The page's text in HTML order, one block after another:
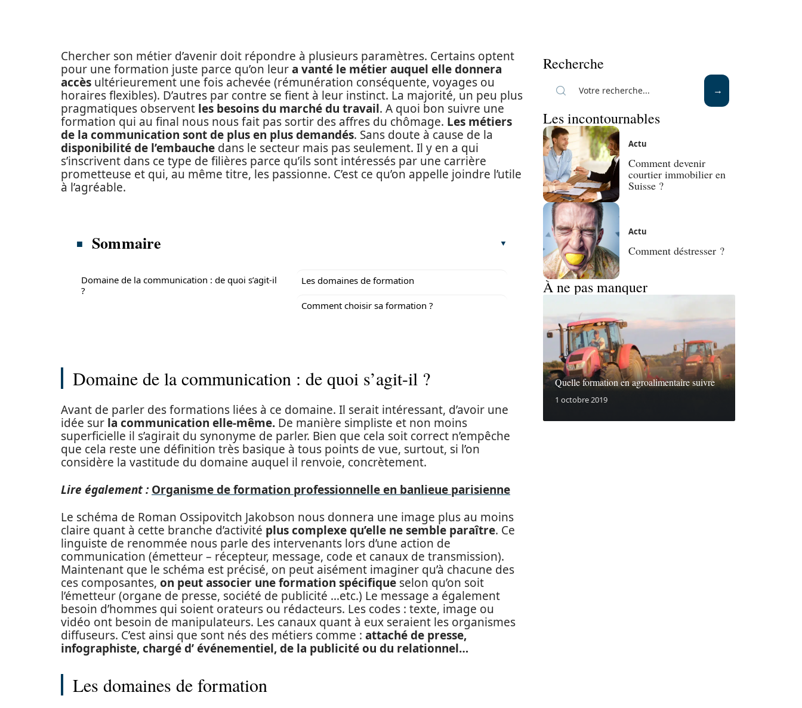
Chercher son métier d’avenir doit répondre à plusieurs paramètres. Certains optent
pour une formation juste parce qu’on leura vanté le métier auquel elle donnera
accès ultérieurement une fois achevée (rémunération conséquente, voyages ou
horaires flexibles). D’autres par contre se fient à leur instinct. La majorité, un peu plus
pragmatiques observent les besoins du marché du travail. A quoi bon suivre une
formation qui au final nous nous fait pas sortir des affres du chômage. Les métiers
de la communication sont de plus en plus demandés. Sans doute à cause de la
disponibilité de l’embauche dans le secteur mais pas seulement. Il y en a qui
s’inscrivent dans ce type de filières parce qu’ils sont intéressés par une carrière
prometteuse et qui, au même titre, les passionne. C’est ce qu’on appelle joindre l’utile
à l’agréable.
Sommaire
Domaine de la communication : de quoi s’agit-il
?
Les domaines de formation
Comment choisir sa formation ?
Domaine de la communication : de quoi s’agit-il ?
Avant de parler des formations liées à ce domaine. Il serait intéressant, d’avoir une
idée sur la communication elle-même. De manière simpliste et non moins
superficielle il s’agirait du synonyme de parler. Bien que cela soit correct n’empêche
que cela reste une définition très basique à tous points de vue, surtout, si l’on
considère la vastitude du domaine auquel il renvoie, concrètement.
Lire également : Organisme de formation professionnelle en banlieue parisienne
Le schéma de Roman Ossipovitch Jakobson nous donnera une image plus au moins
claire quant à cette branche d’activité plus complexe qu’elle ne semble paraître. Ce
linguiste de renommée nous parle des intervenants lors d’une action de
communication (émetteur – récepteur, message, code et canaux de transmission).
Maintenant que le schéma est précisé, on peut aisément imaginer qu’à chacune des
ces composantes, on peut associer une formation spécifique selon qu’on soit
l’émetteur (organe de presse, société de publicité …etc.) Le message a également
besoin d’hommes qui soient orateurs ou rédacteurs. Les codes : texte, image ou
vidéo ont besoin de manipulateurs. Les canaux quant à eux seraient les organismes
diffuseurs. C’est ainsi que sont nés des métiers comme : attaché de presse,
infographiste, chargé d’ événementiel, de la publicité ou du relationnel…
Les domaines de formation
Recherche
Les incontournables
Actu
Comment devenir
courtier immobilier en
Suisse ?
Actu
Comment déstresser ?
À ne pas manquer
Quelle formation en agroalimentaire suivre
1 octobre 2019